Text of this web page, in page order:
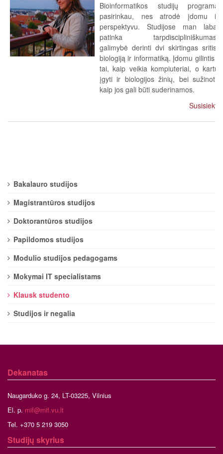
Bioinformatikos studijų programą
pasirinkau, nes atrodė įdomu ir
perspektyvu. Studijose man labai
patinka tarpdiscipliniškumas,
galimybė derinti dvi skirtingas sritis:
biologiją ir informatiką. Įdomu gilintis į
tai, kaip veikia kompiuteriai, o kartu
įgyti ir biologijos žinių, bei sužinoti,
kaip jos gali būti suderinamos.
Susisiekti
Bakalauro studijos
Magistrantūros studijos
Doktorantūros studijos
Papildomos studijos
Modulio studijos pedagogams
Mokymai IT specialistams
Klausk studento
Studijos ir negalia
Dekanatas
Naugarduko g. 24, LT-03225, Vilnius
El. p. mif@mif.vu.lt
Tel. +370 5 219 3050
Studijų skyrius